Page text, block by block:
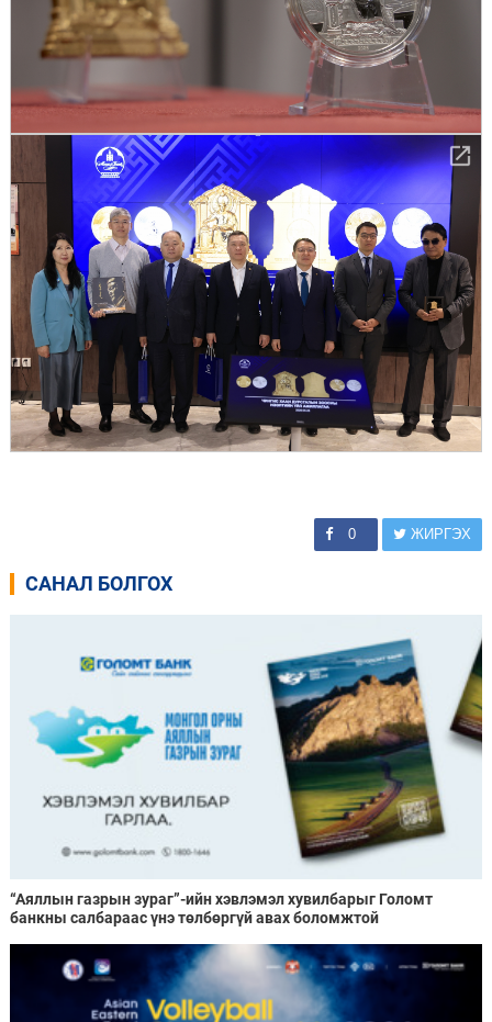
0 ЖИРГЭХ
САНАЛ БОЛГОХ
“Аяллын газрын зураг”-ийн хэвлэмэл хувилбарыг Голомт
банкны салбараас үнэ төлбөргүй авах боломжтой